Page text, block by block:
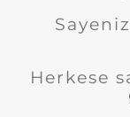
Herkese